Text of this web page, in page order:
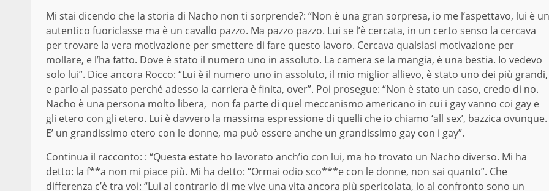
Mi stai dicendo che la storia di Nacho non ti sorprende?: “Non è una gran sorpresa, io me l’aspettavo, lui è un
autentico fuoriclasse ma è un cavallo pazzo. Ma pazzo pazzo. Lui se l’è cercata, in un certo senso la cercava
per trovare la vera motivazione per smettere di fare questo lavoro. Cercava qualsiasi motivazione per
mollare, e l’ha fatto. Dove è stato il numero uno in assoluto. La camera se la mangia, è una bestia. Io vedevo
solo lui”. Dice ancora Rocco: “Lui è il numero uno in assoluto, il mio miglior allievo, è stato uno dei più grandi,
e parlo al passato perché adesso la carriera è finita, over”. Poi prosegue: “Non è stato un caso, credo di no.
Nacho è una persona molto libera, non fa parte di quel meccanismo americano in cui i gay vanno coi gay e
gli etero con gli etero. Lui è davvero la massima espressione di quelli che io chiamo ‘all sex’, bazzica ovunque.
E’ un grandissimo etero con le donne, ma può essere anche un grandissimo gay con i gay”.
Continua il racconto: : “Questa estate ho lavorato anch’io con lui, ma ho trovato un Nacho diverso. Mi ha
detto: la f**a non mi piace più. Mi ha detto: “Ormai odio sco***e con le donne, non sai quanto”. Che
differenza c’è tra voi: “Lui al contrario di me vive una vita ancora più spericolata, io al confronto sono un